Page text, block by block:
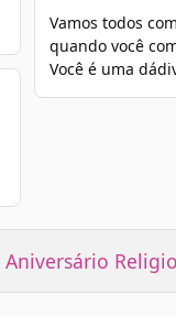
Vamos todos
quando você
Você é uma